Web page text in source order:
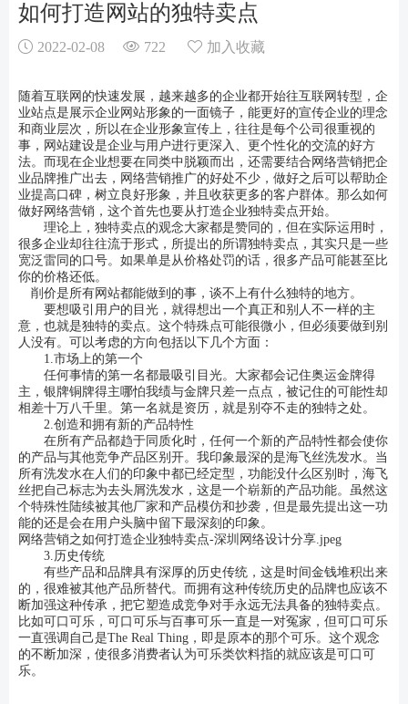
如何打造网站的独特卖点
2022-02-08 722 加入收藏
随着互联网的快速发展，越来越多的企业都开始往互联网转型，企
业站点是展示企业网站形象的一面镜子，能更好的宣传企业的理念
和商业层次，所以在企业形象宣传上，往往是每个公司很重视的
事，网站建设是企业与用户进行更深入、更个性化的交流的好方
法。而现在企业想要在同类中脱颖而出，还需要结合网络营销把企
业品牌推广出去，网络营销推广的好处不少，做好之后可以帮助企
业提高口碑，树立良好形象，并且收获更多的客户群体。那么如何
做好网络营销，这个首先也要从打造企业独特卖点开始。
理论上，独特卖点的观念大家都是赞同的，但在实际运用时，
很多企业却往往流于形式，所提出的所谓独特卖点，其实只是一些
宽泛雷同的口号。如果单是从价格处罚的话，很多产品可能甚至比
你的价格还低。
削价是所有网站都能做到的事，谈不上有什么独特的地方。
要想吸引用户的目光，就得想出一个真正和别人不一样的主
意，也就是独特的卖点。这个特殊点可能很微小，但必须要做到别
人没有。可以考虑的方向包括以下几个方面：
1.市场上的第一个
任何事情的第一名都最吸引目光。大家都会记住奥运金牌得
主，银牌铜牌得主哪怕我绩与金牌只差一点点，被记住的可能性却
相差十万八千里。第一名就是资历，就是别夺不走的独特之处。
2.创造和拥有新的产品特性
在所有产品都趋于同质化时，任何一个新的产品特性都会使你
的产品与其他竞争产品区别开。我印象最深的是海飞丝洗发水。当
所有洗发水在人们的印象中都已经定型，功能没什么区别时，海飞
丝把自己标志为去头屑洗发水，这是一个崭新的产品功能。虽然这
个特殊性陆续被其他厂家和产品模仿和抄袭，但是最先提出这一功
能的还是会在用户头脑中留下最深刻的印象。
网络营销之如何打造企业独特卖点-深圳网络设计分享.jpeg
3.历史传统
有些产品和品牌具有深厚的历史传统，这是时间金钱堆积出来
的，很难被其他产品所替代。而拥有这种传统历史的品牌也应该不
断加强这种传承，把它塑造成竞争对手永远无法具备的独特卖点。
比如可口可乐，可口可乐与百事可乐一直是一对冤家，但可口可乐
一直强调自己是The Real Thing，即是原本的那个可乐。这个观念
的不断加深，使很多消费者认为可乐类饮料指的就应该是可口可
乐。